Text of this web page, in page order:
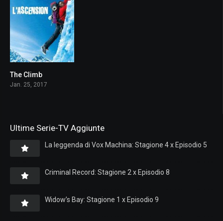
The Climb
Jan. 25, 2017
Ultime Serie-TV Aggiunte
La leggenda di Vox Machina: Stagione 4 x Episodio 5
Criminal Record: Stagione 2 x Episodio 8
Widow’s Bay: Stagione 1 x Episodio 9